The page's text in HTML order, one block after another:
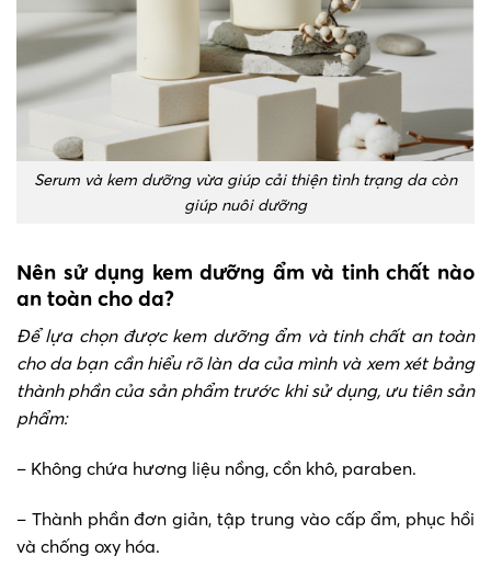
Serum và kem dưỡng vừa giúp cải thiện tình trạng da còn
giúp nuôi dưỡng
Nên sử dụng kem dưỡng ẩm và tinh chất nào
an toàn cho da?
Để lựa chọn được kem dưỡng ẩm và tinh chất an toàn
cho da bạn cần hiểu rõ làn da của mình và xem xét bảng
thành phần của sản phẩm trước khi sử dụng, ưu tiên sản
phẩm:
– Không chứa hương liệu nồng, cồn khô, paraben.
– Thành phần đơn giản, tập trung vào cấp ẩm, phục hồi
và chống oxy hóa.